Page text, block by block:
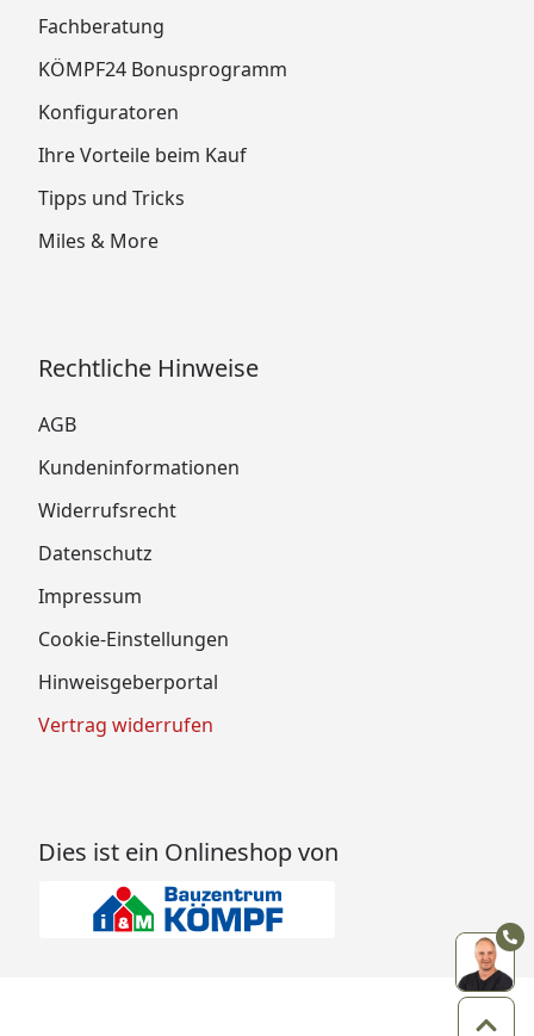
Fachberatung
KÖMPF24 Bonusprogramm
Konfiguratoren
Ihre Vorteile beim Kauf
Tipps und Tricks
Miles & More
Rechtliche Hinweise
AGB
Kundeninformationen
Widerrufsrecht
Datenschutz
Impressum
Cookie-Einstellungen
Hinweisgeberportal
Vertrag widerrufen
Dies ist ein Onlineshop von